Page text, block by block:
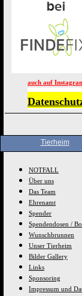
auch auf
Tierheim
NOTFALL
Über uns
Das Team
Ehrenamt
Spender
Spendendosen /
Wunschbrunnen
Unser Tierheim
Bilder Gallery
Links
Sponsoring
Impressum und